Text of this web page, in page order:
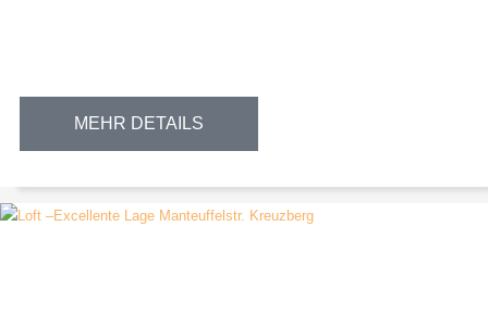
MEHR DETAILS